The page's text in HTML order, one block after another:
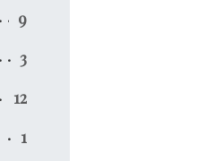
9
3
12
1